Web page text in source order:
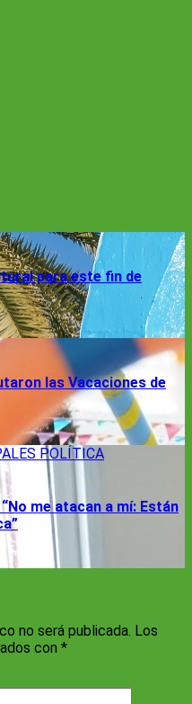
para este fin de
las Vacaciones de
POLÍTICA
me atacan a mí: Están
no será publicada. Los
con *